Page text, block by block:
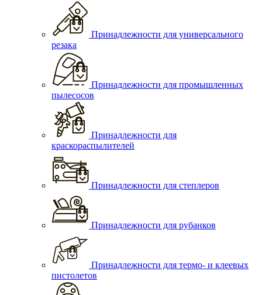
Принадлежности для универсального
резака
Принадлежности для промышленных
пылесосов
Принадлежности для
краскораспылителей
Принадлежности для степлеров
Принадлежности для рубанков
Принадлежности для термо- и клеевых
пистолетов